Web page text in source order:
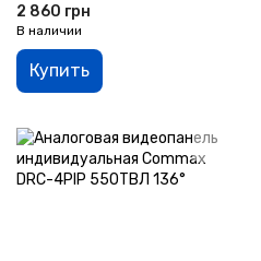
2 860 грн
В наличии
Купить